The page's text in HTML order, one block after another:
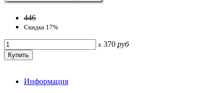
446
Скидка 17%
x 370 руб
Информация